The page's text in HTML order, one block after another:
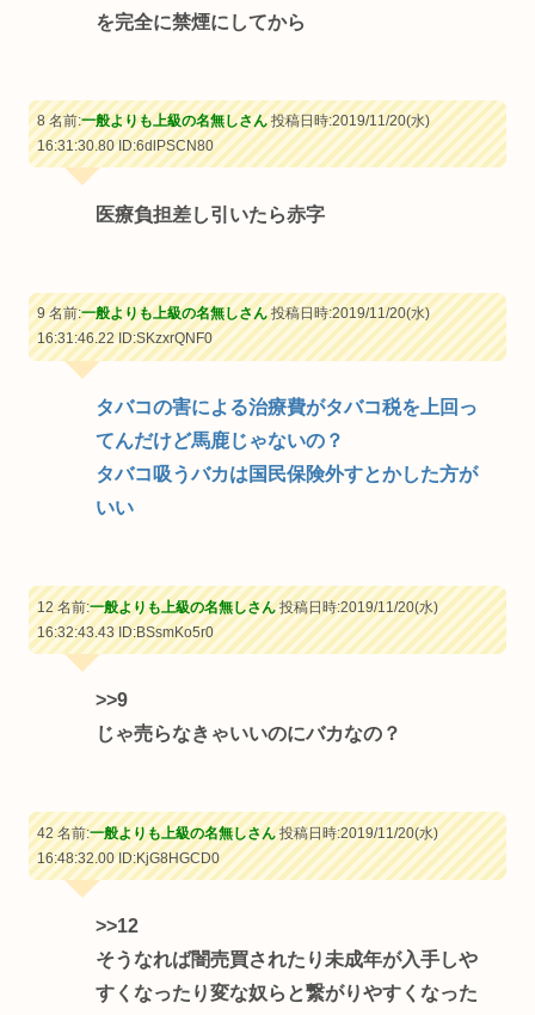
を完全に禁煙にしてから
8 名前:一般よりも上級の名無しさん投稿日時:2019/11/20(水)
16:31:30.80ID:6dlPSCN80
医療負担差し引いたら赤字
9 名前:一般よりも上級の名無しさん投稿日時:2019/11/20(水)
16:31:46.22ID:SKzxrQNF0
タバコの害による治療費がタバコ税を上回っ
てんだけど馬鹿じゃないの？
タバコ吸うバカは国民保険外すとかした方が
いい
12 名前:一般よりも上級の名無しさん投稿日時:2019/11/20(水)
16:32:43.43ID:BSsmKo5r0
>>9
じゃ売らなきゃいいのにバカなの？
42 名前:一般よりも上級の名無しさん投稿日時:2019/11/20(水)
16:48:32.00ID:KjG8HGCD0
>>12
そうなれば闇売買されたり未成年が入手しや
すくなったり変な奴らと繋がりやすくなった